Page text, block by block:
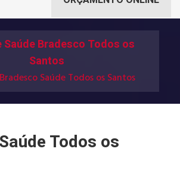
Saúde Bradesco Todos os
Santos
Bradesco Saúde Todos os Santos
Todos os